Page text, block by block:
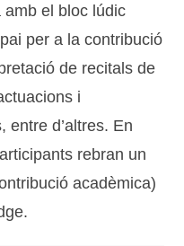
amb el bloc lúdic
per a la contribució
de recitals de
i
entre d’altres. En
rebran un
acadèmica)